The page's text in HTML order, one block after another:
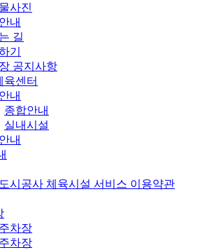
사진
내
길
기
공지사항
육센터
내
종합안내
실내시설
내
시공사 체육시설 서비스 이용약관
차장
차장